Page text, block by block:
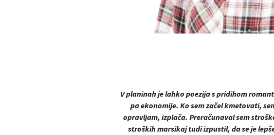
V planinah je lahko poezija s pridihom
pa ekonomije. Ko sem začel kmetovati,
opravljam, izplača. Preračunaval sem
stroških marsikaj tudi izpustil, da se je